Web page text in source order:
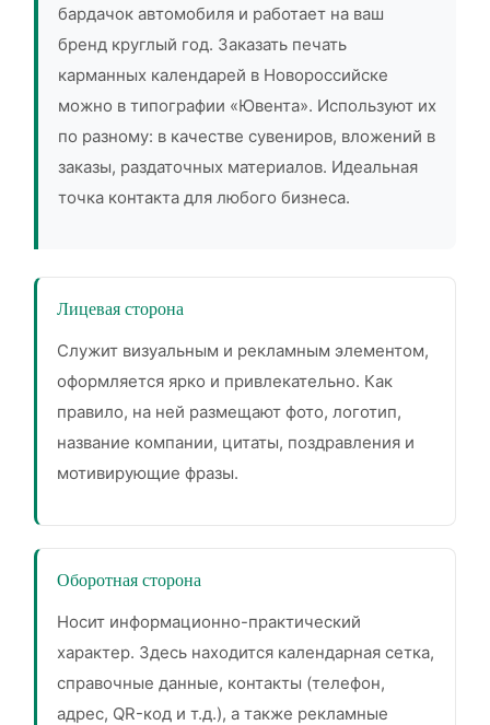
бардачок автомобиля и работает на ваш
бренд круглый год. Заказать печать
карманных календарей в Новороссийске
можно в типографии «Ювента». Используют их
по разному: в качестве сувениров, вложений в
заказы, раздаточных материалов. Идеальная
точка контакта для любого бизнеса.
Лицевая сторона
Служит визуальным и рекламным элементом,
оформляется ярко и привлекательно. Как
правило, на ней размещают фото, логотип,
название компании, цитаты, поздравления и
мотивирующие фразы.
Оборотная сторона
Носит информационно-практический
характер. Здесь находится календарная сетка,
справочные данные, контакты (телефон,
адрес, QR-код и т.д.), а также рекламные